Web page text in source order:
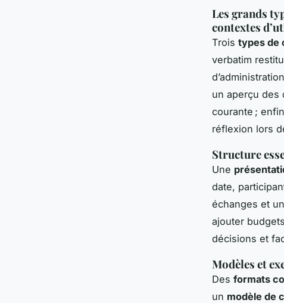
Les grands
contextes
Trois types de
verbatim
un aperçu des
courante ;
réflexion lors
Structure
Une
date,
échanges et
ajouter
décisions et
Modèles et
Des formats
un modèle de